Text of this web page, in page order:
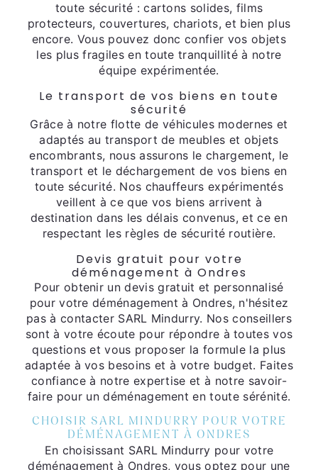
toute sécurité : cartons solides, films
protecteurs, couvertures, chariots, et bien plus
encore. Vous pouvez donc confier vos objets
les plus fragiles en toute tranquillité à notre
équipe expérimentée.
Le transport de vos biens en toute
sécurité
Grâce à notre flotte de véhicules modernes et
adaptés au transport de meubles et objets
encombrants, nous assurons le chargement, le
transport et le déchargement de vos biens en
toute sécurité. Nos chauffeurs expérimentés
veillent à ce que vos biens arrivent à
destination dans les délais convenus, et ce en
respectant les règles de sécurité routière.
Devis gratuit pour votre
déménagement à Ondres
Pour obtenir un devis gratuit et personnalisé
pour votre déménagement à Ondres, n'hésitez
pas à contacter SARL Mindurry. Nos conseillers
sont à votre écoute pour répondre à toutes vos
questions et vous proposer la formule la plus
adaptée à vos besoins et à votre budget. Faites
confiance à notre expertise et à notre savoir-
faire pour un déménagement en toute sérénité.
CHOISIR SARL MINDURRY POUR VOTRE
DÉMÉNAGEMENT À ONDRES
En choisissant SARL Mindurry pour votre
déménagement à Ondres, vous optez pour une